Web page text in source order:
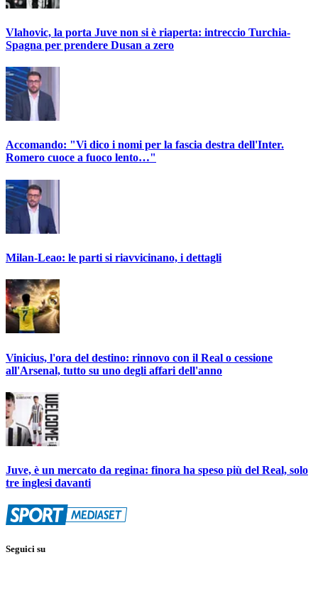
Vlahovic, la porta Juve non si è riaperta: intreccio Turchia-
Spagna per prendere Dusan a zero
Accomando: "Vi dico i nomi per la fascia destra dell'Inter.
Romero cuoce a fuoco lento…"
Milan-Leao: le parti si riavvicinano, i dettagli
Vinicius, l'ora del destino: rinnovo con il Real o cessione
all'Arsenal, tutto su uno degli affari dell'anno
Juve, è un mercato da regina: finora ha speso più del Real, solo
tre inglesi davanti
Seguici su